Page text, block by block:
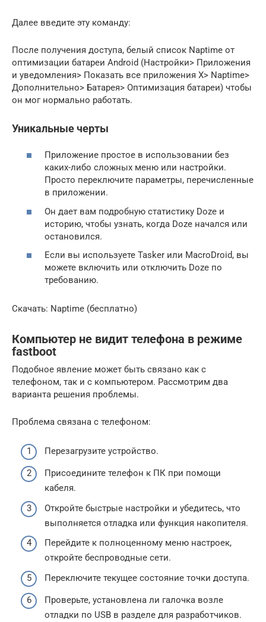
Далее введите эту команду:
После получения доступа, белый список Naptime от
оптимизации батареи Android (Настройки> Приложения
и уведомления> Показать все приложения X> Naptime>
Дополнительно> Батарея> Оптимизация батареи) чтобы
он мог нормально работать.
Уникальные черты
Приложение простое в использовании без
каких-либо сложных меню или настройки.
Просто переключите параметры, перечисленные
в приложении.
Он дает вам подробную статистику Doze и
историю, чтобы узнать, когда Doze начался или
остановился.
Если вы используете Tasker или MacroDroid, вы
можете включить или отключить Doze по
требованию.
Скачать: Naptime (бесплатно)
Компьютер не видит телефона в режиме
fastboot
Подобное явление может быть связано как с
телефоном, так и с компьютером. Рассмотрим два
варианта решения проблемы.
Проблема связана с телефоном:
Перезагрузите устройство.
Присоедините телефон к ПК при помощи
кабеля.
Откройте быстрые настройки и убедитесь, что
выполняется отладка или функция накопителя.
Перейдите к полноценному меню настроек,
откройте беспроводные сети.
Переключите текущее состояние точки доступа.
Проверьте, установлена ли галочка возле
отладки по USB в разделе для разработчиков.